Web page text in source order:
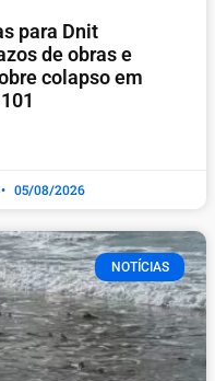
para Dnit
de obras e
colapso em
05/08/2026
NOTÍCIAS